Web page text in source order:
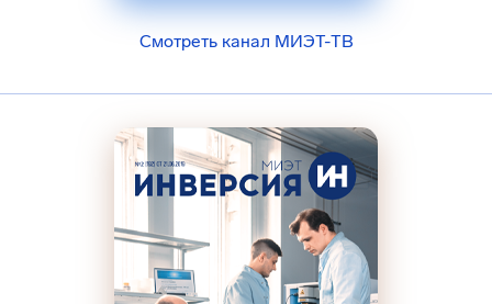
Смотреть канал МИЭТ-ТВ